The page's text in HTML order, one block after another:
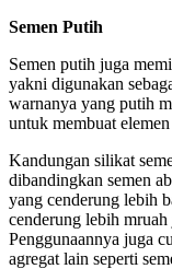
Semen Putih
Semen putih juga
yakni digunakan
warnanya yang putih
untuk membuat
Kandungan silikat
dibandingkan semen
yang cenderung lebih
cenderung lebih
Penggunaannya juga
agregat lain seperti